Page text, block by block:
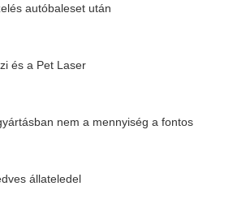
autóbaleset után
és a Pet Laser
nem a mennyiség a fontos
állateledel